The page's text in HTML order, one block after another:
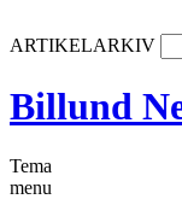
ARTIKELARKIV
Billund
Tema
menu